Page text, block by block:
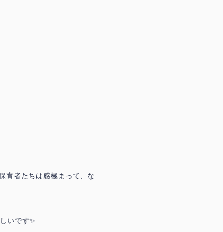
育者たちは感極まって、な
いです✨